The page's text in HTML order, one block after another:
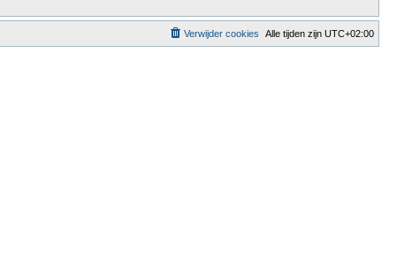
Alle tijden zijn UTC+02:00
Verwijder cookies